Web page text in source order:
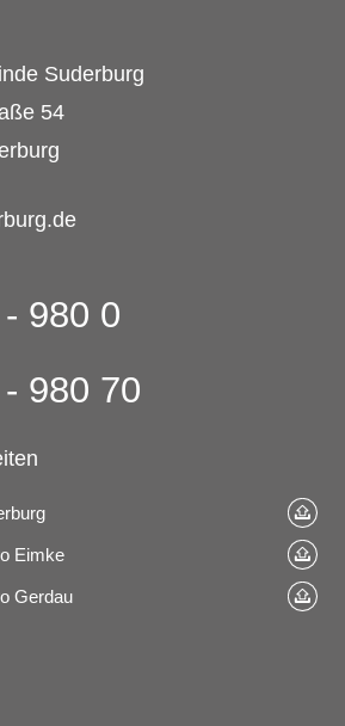
Suderburg
54
980 0
980 70
Eimke
Gerdau